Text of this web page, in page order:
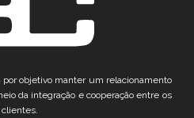
por objetivo manter um relacionamento
da integração e cooperação entre os
clientes.